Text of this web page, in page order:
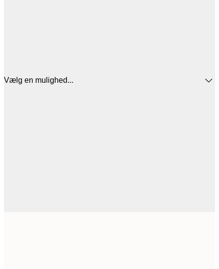
Vælg en mulighed...